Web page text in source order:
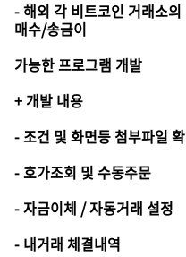
- 해외 각 비트코인 거래소
매수/송금이
가능한 프로그램 개발
+ 개발 내용
- 조건 및 화면등 첨부파일
- 호가조회 및 수동주문
- 자금이체 / 자동거래 설정
- 내거래 체결내역